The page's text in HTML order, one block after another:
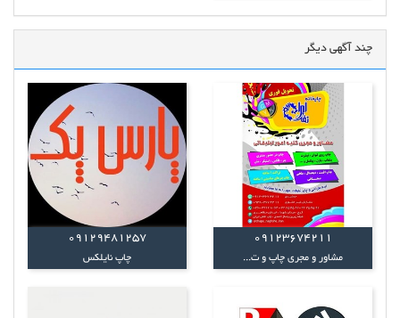
چند آگهی دیگر
09123674211
مشاور و مجری چاپ و ت...
09129481257
چاپ‌ نایلکس